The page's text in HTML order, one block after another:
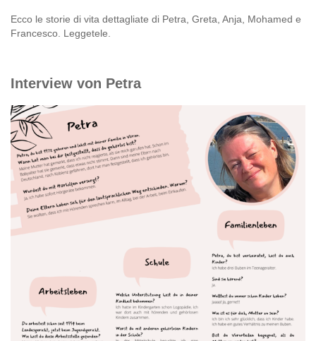
Ecco le storie di vita dettagliate di Petra, Greta, Anja, Mohamed e
Francesco. Leggetele.
Interview von Petra